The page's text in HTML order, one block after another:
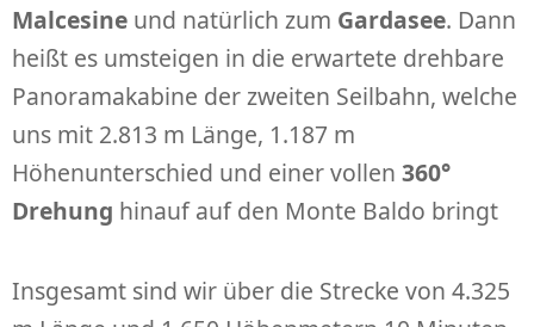
Malcesine und natürlich zum Gardasee. Dann
heißt es umsteigen in die erwartete drehbare
Panoramakabine der zweiten Seilbahn, welche
uns mit 2.813 m Länge, 1.187 m
Höhenunterschied und einer vollen 360°
Drehung hinauf auf den Monte Baldo bringt
Insgesamt sind wir über die Strecke von 4.325